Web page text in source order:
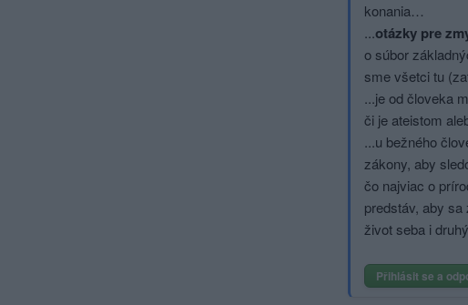
konania…
...otázky pre
o súbor
sme všetci tu
...je od človeka
či je ateistom
...u bežného
zákony, aby
čo najviac o
predstáv, aby
život seba i
Přihlásit se a